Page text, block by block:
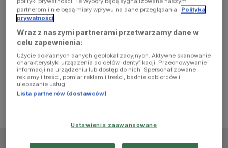
browser
console for
more
information)
partnerom i nie będą miały wpływu na dane przeglądania. Polityka
prywatności
Wraz z naszymi partnerami przetwarzamy dane w
celu zapewnienia:
Użycie dokładnych danych geolokalizacyjnych. Aktywne skanowanie
charakterystyki urządzenia do celów identyfikacji. Przechowywanie
informacji na urządzeniu lub dostęp do nich. Spersonalizowane
reklamy i treści, pomiar reklam i treści, badnie odbiorców i
ulepszanie usług.
Lista partnerów (dostawców)
Ustawienia zaawansowane